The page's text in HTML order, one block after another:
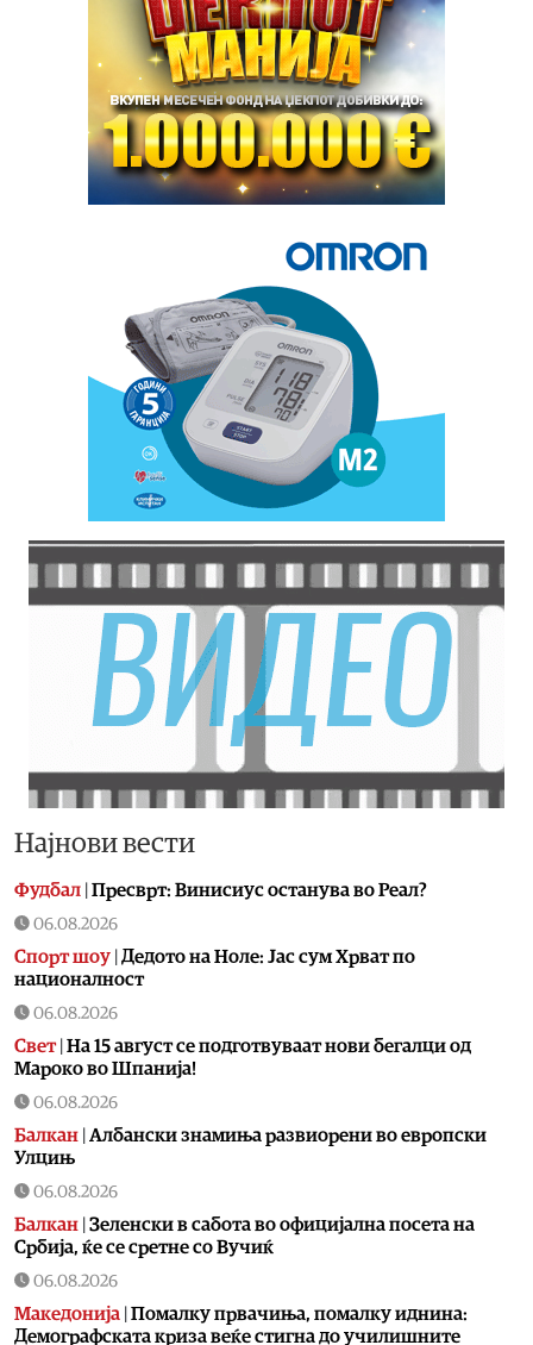
Најнови вести
Фудбал | Пресврт: Винисиус останува во Реал?
06.08.2026
Спорт шоу | Дедото на Ноле: Јас сум Хрват по
националност
06.08.2026
Свет| На 15 август се подготвуваат нови бегалци од
Мароко во Шпанија!
06.08.2026
Балкан | Албански знамиња развиорени во европски
Улцињ
06.08.2026
Балкан | Зеленски в сабота во официјална посета на
Србија, ќе се сретне со Вучиќ
06.08.2026
Македонија | Помалку првачиња, помалку иднина:
Демографската криза веќе стигна до училишните